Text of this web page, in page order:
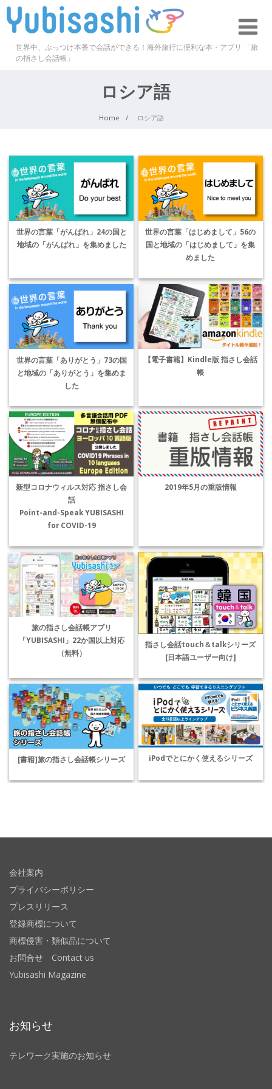
世界中、ぶっつけ本番で会話ができる！海外旅行に便利な本・アプリ 「旅
の指さし会話帳」
ロシア語
Home ロシア語
世界の言葉「がんばれ」24の国と
地域の「がんばれ」を集めました
世界の言葉「はじめまして」56の
国と地域の「はじめまして」を集
めました
世界の言葉「ありがとう」73の国
と地域の「ありがとう」を集めま
した
【電子書籍】Kindle版 指さし会話
帳
新型コロナウィルス対応 指さし会
話
Point-and-Speak YUBISASHI
for COVID-19
2019年5月の重版情報
旅の指さし会話帳アプリ
「YUBISASHI」22か国以上対応
（無料）
指さし会話touch＆talkシリーズ
[日本語ユーザー向け]
[書籍]旅の指さし会話帳シリーズ iPodでとにかく使えるシリーズ
会社案内
プライバシーポリシー
プレスリリース
登録商標について
商標侵害・類似品について
お問合せ Contact us
Yubisashi Magazine
お知らせ
テレワーク実施のお知らせ